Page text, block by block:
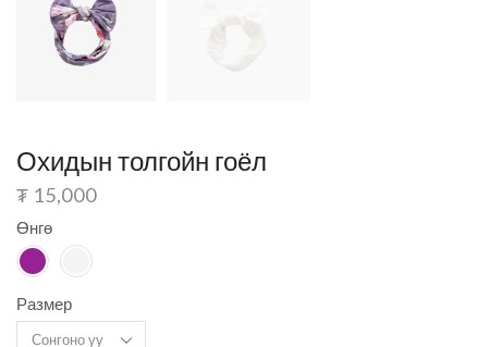
Охидын толгойн гоёл
₮ 15,000
Өнгө
Размер